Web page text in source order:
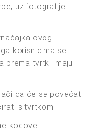
uz fotografije i
ovog
korisnicima se
prema tvrtki imaju
da će se povećati
s tvrtkom.
kodove i